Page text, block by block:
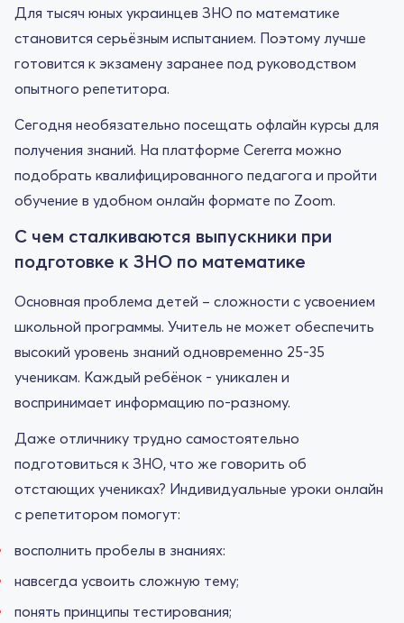
Для тысяч юных украинцев ЗНО по математике
становится серьёзным испытанием. Поэтому лучше
готовится к экзамену заранее под руководством
опытного репетитора.
Сегодня необязательно посещать офлайн курсы для
получения знаний. На платформе Cererra можно
подобрать квалифицированного педагога и пройти
обучение в удобном онлайн формате по Zoom.
С чем сталкиваются выпускники при
подготовке к ЗНО по математике
Основная проблема детей – сложности с усвоением
школьной программы. Учитель не может обеспечить
высокий уровень знаний одновременно 25-35
ученикам. Каждый ребёнок - уникален и
воспринимает информацию по-разному.
Даже отличнику трудно самостоятельно
подготовиться к ЗНО, что же говорить об
отстающих учениках? Индивидуальные уроки онлайн
с репетитором помогут:
восполнить пробелы в знаниях:
навсегда усвоить сложную тему;
понять принципы тестирования;